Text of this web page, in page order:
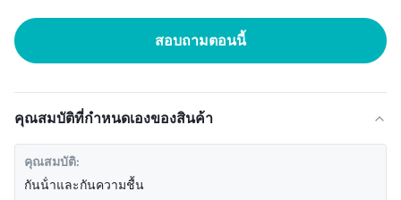
สอบถามตอนนี้
คุณสมบัติที่กําหนดเองของสินค้า
คุณสมบัติ:
กันน้ําและกันความชื้น